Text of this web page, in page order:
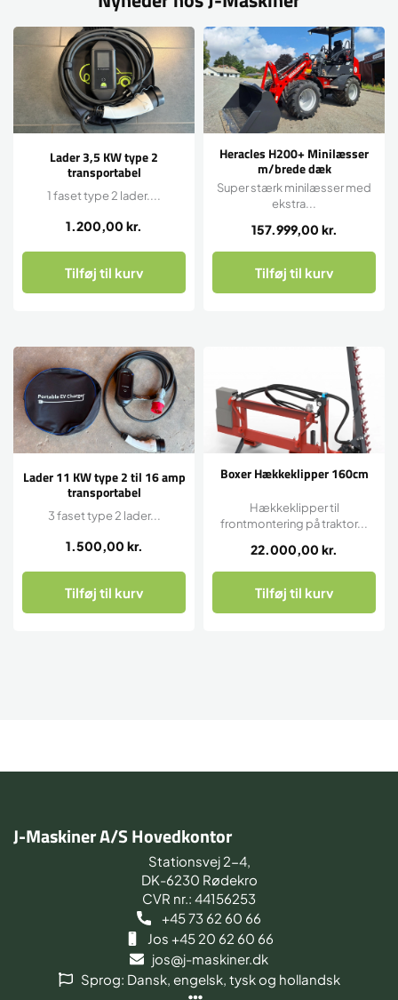
Lader 3,5 KW type 2
transportabel
1.200,00 kr.
1 faset type 2 lader....
Tilføj til kurv
Heracles H200+ Minilæsser
m/brede dæk
157.999,00 kr.
Super stærk minilæsser med
ekstra...
Tilføj til kurv
Lader 11 KW type 2 til 16 amp
transportabel
1.500,00 kr.
3 faset type 2 lader...
Tilføj til kurv
Boxer Hækkeklipper 160cm
22.000,00 kr.
Hækkeklipper til
frontmontering på traktor...
Tilføj til kurv
J-Maskiner A/S Hovedkontor
Stationsvej 2-4,
DK-6230 Rødekro
CVR nr.: 44156253
+45 73 62 60 66
Jos +45 20 62 60 66
jos@j-maskiner.dk
Sprog: Dansk, engelsk, tysk og hollandsk